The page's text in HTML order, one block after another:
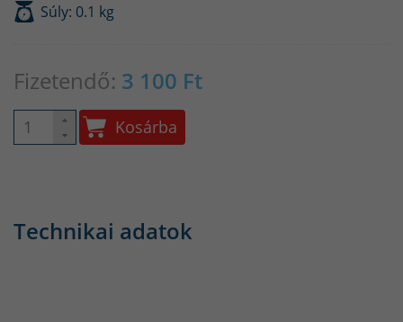
Súly: 0.1 kg
Fizetendő: 3 100 Ft
Kosárba
Technikai adatok